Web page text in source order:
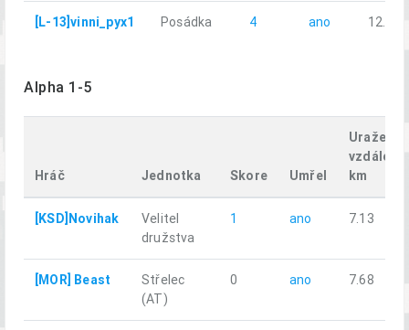
[L-13]vinni_pyx1 Posádka 4 ano 12.73
Alpha 1-5
Hráč Jednotka Skore Umřel
Uražená
km
[KSD]Novihak
Velitel
družstva
1 ano 7.13
[MOR] Beast
Střelec
(AT)
0 ano 7.68